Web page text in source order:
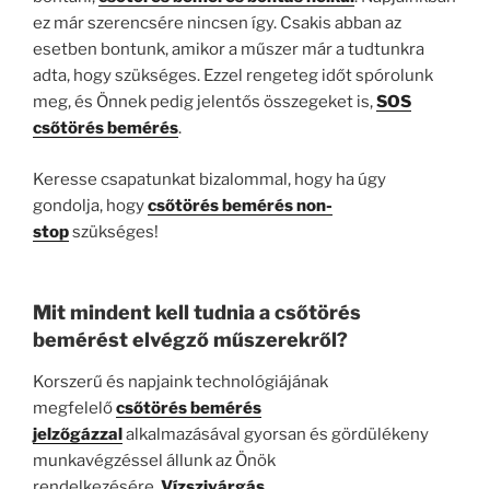
ez már szerencsére nincsen így. Csakis abban az
esetben bontunk, amikor a műszer már a tudtunkra
adta, hogy szükséges. Ezzel rengeteg időt spórolunk
meg, és Önnek pedig jelentős összegeket is,SOS
csőtörés bemérés.
Keresse csapatunkat bizalommal, hogy ha úgy
gondolja, hogycsőtörés bemérés non-
stopszükséges!
Mit mindent kell tudnia a csőtörés
bemérést elvégző műszerekről?
Korszerű és napjaink technológiájának
megfelelőcsőtörés bemérés
jelzőgázzalalkalmazásával gyorsan és gördülékeny
munkavégzéssel állunk az Önök